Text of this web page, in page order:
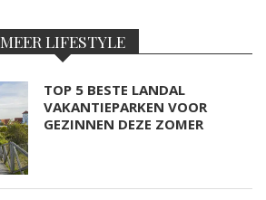
MEER LIFESTYLE
TOP 5 BESTE LANDAL
VAKANTIEPARKEN VOOR
GEZINNEN DEZE ZOMER